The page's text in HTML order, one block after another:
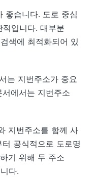
좋습니다. 도로 중심
입니다. 대부분
검색에 최적화되어 있
는 지번주소가 중요
에서는 지번주소
지번주소를 함께 사
공식적으로 도로명
기 위해 두 주소
다.